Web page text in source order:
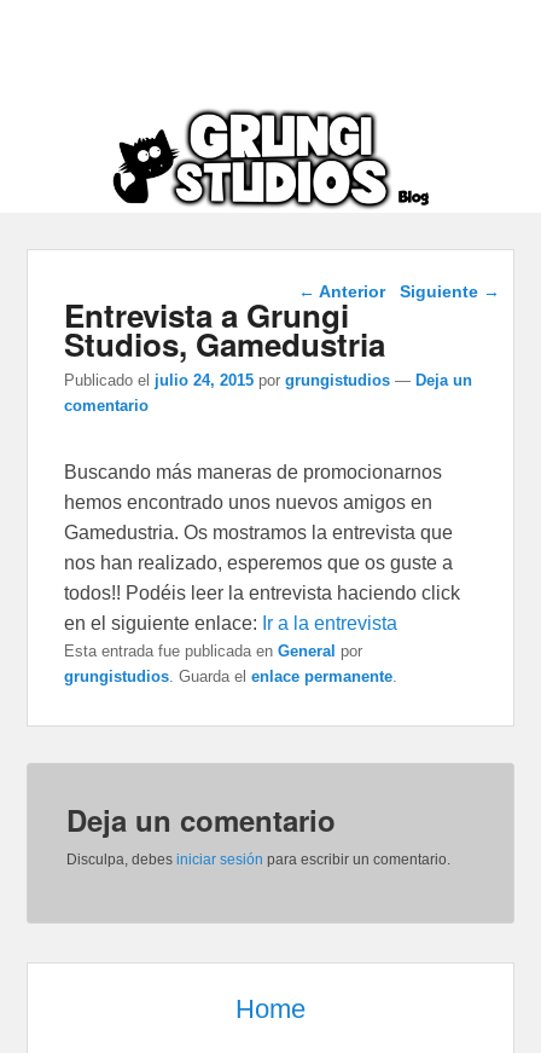
Navegación de
entradas
← Anterior Siguiente →
Entrevista a Grungi
Studios, Gamedustria
Publicado el julio 24, 2015 porgrungistudios — Deja un
comentario
Buscando más maneras de promocionarnos
hemos encontrado unos nuevos amigos en
Gamedustria. Os mostramos la entrevista que
nos han realizado, esperemos que os guste a
todos!! Podéis leer la entrevista haciendo click
en el siguiente enlace: Ir a la entrevista
Esta entrada fue publicada enGeneral por
grungistudios. Guarda elenlace permanente.
Deja un comentario
Disculpa, debesiniciar sesión para escribir un comentario.
Home